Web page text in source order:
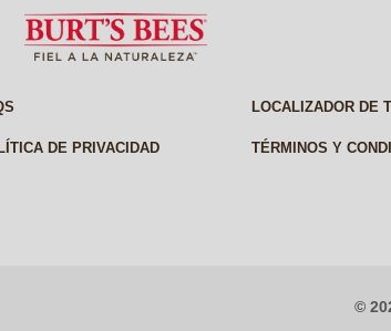
LOCALIZADOR DE
DE PRIVACIDAD TÉRMINOS Y
©